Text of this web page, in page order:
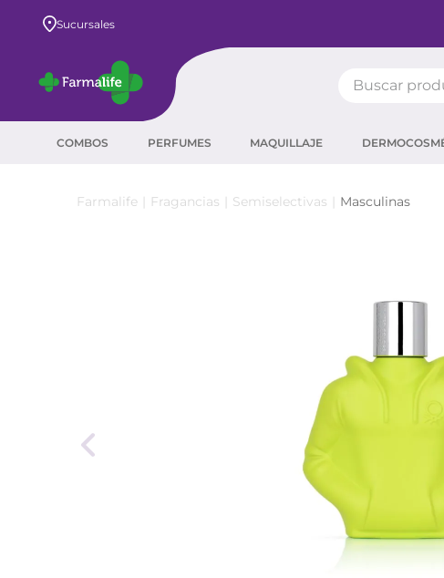
Sucursales
COMBOS PERFUMES MAQUILLAJE
Fragancias Semiselectivas Masculinas
agua micelar
corrector
máscara